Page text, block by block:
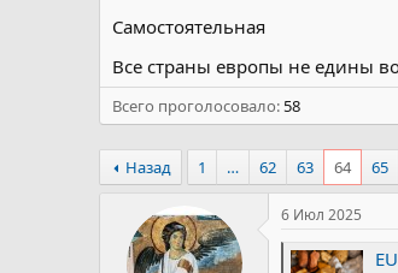
Самостоятельная
Все страны европы не едины
Всего проголосовало 58
Назад 1 … 62 63 64 65
6 Июл 2025